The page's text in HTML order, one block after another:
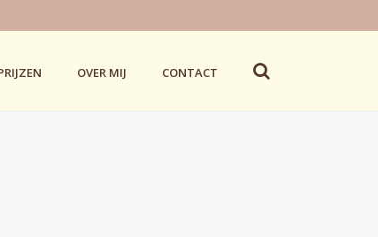
OVER MIJ CONTACT